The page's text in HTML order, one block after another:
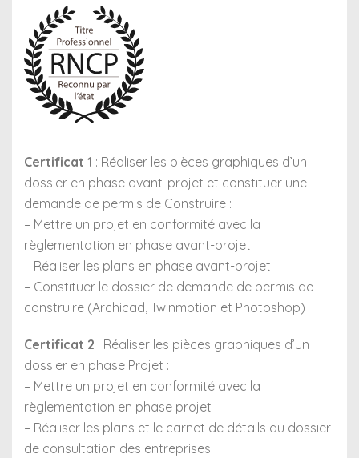
Certificat 1 : Réaliser les pièces graphiques d’un
dossier en phase avant-projet et constituer une
demande de permis de Construire :
– Mettre un projet en conformité avec la
règlementation en phase avant-projet
– Réaliser les plans en phase avant-projet
– Constituer le dossier de demande de permis de
construire (Archicad, Twinmotion et Photoshop)
Certificat 2 : Réaliser les pièces graphiques d’un
dossier en phase Projet :
– Mettre un projet en conformité avec la
règlementation en phase projet
– Réaliser les plans et le carnet de détails du dossier
de consultation des entreprises